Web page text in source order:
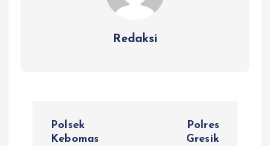
Redaksi
Polsek
Kebomas
Polres
Gresik